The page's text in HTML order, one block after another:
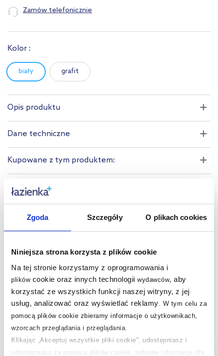
Zgoda Szczegóły O plikach cookies
Niniejsza strona korzysta z plików cookie
Na tej stronie korzystamy z oprogramowania i
plikówcookie oraz innych technologii wydawców, aby
korzystać ze wszystkich funkcji naszej witryny, z jej
usług, analizować oraz wyświetlać reklamy
W tym celu za
pomocą plików cookie zbieramy informacje o użytkownikach,
wzorcach przeglądania i przeglądania.
Klikając „Akceptuj wszystkie pliki cookie”, udostępniasz i
udostępniasz za pomocą plików cookie, zebrane informacje dla
Zamów telefonicznie
Kolor :
biały grafit
Opis produktu
Dane techniczne
Kupowane z tym produktem:
Produkty z serii:
Produkty podobne:
Dostępność:24h! Dostępność:24h!